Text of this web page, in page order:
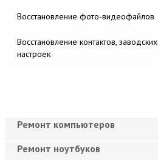
Восстановление фото-видеофайлов
Восстановление контактов, заводских
настроек
Ремонт компьютеров
Ремонт ноутбуков